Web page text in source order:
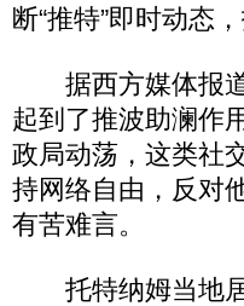
断“推特”即时动态
据西方媒体报道
起到了推波助澜作
政局动荡，这类社
持网络自由，反对
有苦难言。
托特纳姆当地居